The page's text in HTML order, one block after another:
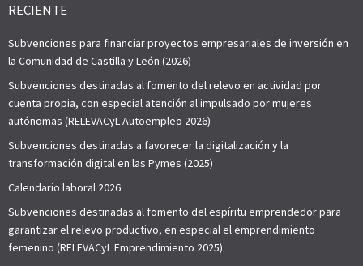
RECIENTE
Subvenciones para financiar proyectos empresariales de inversión en
la Comunidad de Castilla y León (2026)
Subvenciones destinadas al fomento del relevo en actividad por
cuenta propia, con especial atención al impulsado por mujeres
autónomas (RELEVACyL Autoempleo 2026)
Subvenciones destinadas a favorecer la digitalización y la
transformación digital en las Pymes (2025)
Calendario laboral 2026
Subvenciones destinadas al fomento del espíritu emprendedor para
garantizar el relevo productivo, en especial el emprendimiento
femenino (RELEVACyL Emprendimiento 2025)